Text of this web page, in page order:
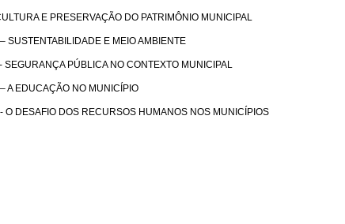
E PRESERVAÇÃO DO PATRIMÔNIO MUNICIPAL
SUSTENTABILIDADE E MEIO AMBIENTE
SEGURANÇA PÚBLICA NO CONTEXTO MUNICIPAL
A EDUCAÇÃO NO MUNICÍPIO
O DESAFIO DOS RECURSOS HUMANOS NOS MUNICÍPIOS